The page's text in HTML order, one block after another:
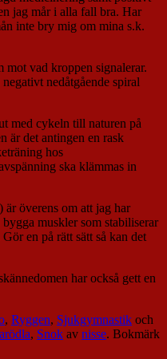
jag mår i alla fall bra. Har
inte bry mig om mina s.k.
mot vad kroppen signalerar.
nedåtgående spiral
med cykeln till naturen på
är det antingen en rask
hos
ska klämmas in
är överens om att jag har
muskler som stabiliserar
en på rätt sätt så kan det
har också gett en
, Ryggen, Sjukgymnastik och
, Snok av nisse. Bokmärk